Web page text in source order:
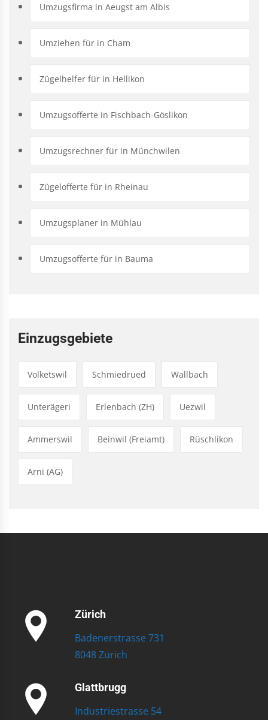
Umzugsfirma in Aeugst am Albis
Umziehen für in Cham
Zügelhelfer für in Hellikon
Umzugsofferte in Fischbach-Göslikon
Umzugsrechner für in Münchwilen
Zügelofferte für in Rheinau
Umzugsplaner in Mühlau
Umzugsofferte für in Bauma
Einzugsgebiete
Volketswil Schmiedrued Wallbach
Unterägeri Erlenbach (ZH) Uezwil
Ammerswil Beinwil (Freiamt) Rüschlikon
Arni (AG)
Zürich
Badenerstrasse 731
8048 Zürich
Glattbrugg
Industriestrasse 54